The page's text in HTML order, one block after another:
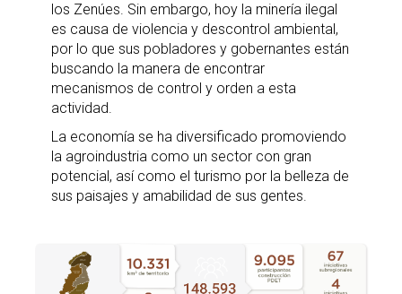
los Zenúes. Sin embargo, hoy la minería ilegal
es causa de violencia y descontrol ambiental,
por lo que sus pobladores y gobernantes están
buscando la manera de encontrar
mecanismos de control y orden a esta
actividad.
La economía se ha diversificado promoviendo
la agroindustria como un sector con gran
potencial, así como el turismo por la belleza de
sus paisajes y amabilidad de sus gentes.